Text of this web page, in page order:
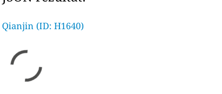
Qianjin (ID: H1640)